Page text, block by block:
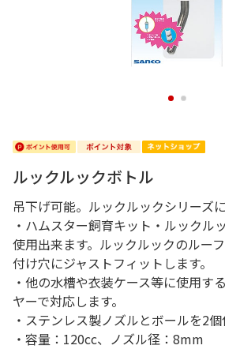
1 2
ルックルックボトル
吊下げ可能。ルックルックシリーズ
・ハムスター飼育キット・ルックル
使用出来ます。ルックルックのルー
付け穴にジャストフィットします。
・他の水槽や衣装ケース等に使用す
ヤーで対応します。
・ステンレス製ノズルとボールを2個
・容量：120cc、ノズル径：8mm